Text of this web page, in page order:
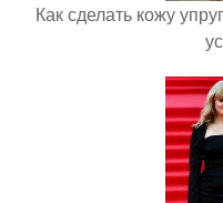
Как сделать кожу